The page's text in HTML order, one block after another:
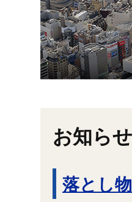
お知らせ
落とし